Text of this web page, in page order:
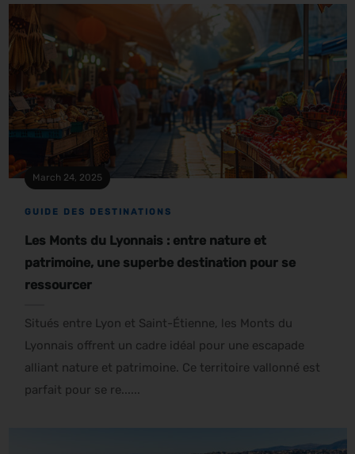
March 24, 2025
GUIDE DES DESTINATIONS
Les Monts du Lyonnais : entre nature et
patrimoine, une superbe destination pour se
ressourcer
Situés entre Lyon et Saint-Étienne, les Monts du
Lyonnais offrent un cadre idéal pour une escapade
alliant nature et patrimoine. Ce territoire vallonné est
parfait pour se re......